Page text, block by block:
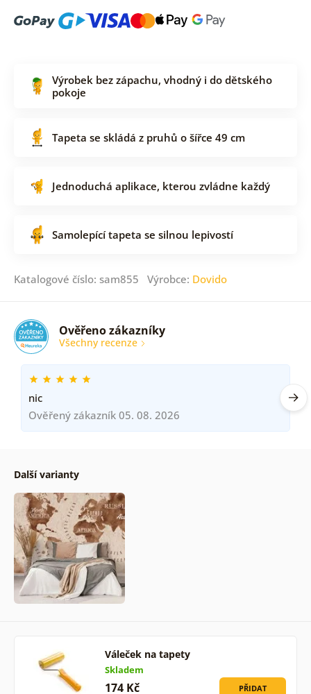
Výrobek bez zápachu, vhodný i do dětského
pokoje
Tapeta se skládá z pruhů o šířce 49 cm
Jednoduchá aplikace, kterou zvládne každý
Samolepící tapeta se silnou lepivostí
Katalogové číslo: sam855 Výrobce: Dovido
Ověřeno zákazníky
Všechny recenze
nic
Ověřený zákazník 05. 08. 2026
Další varianty
Váleček na tapety
Skladem
174 Kč PŘIDAT